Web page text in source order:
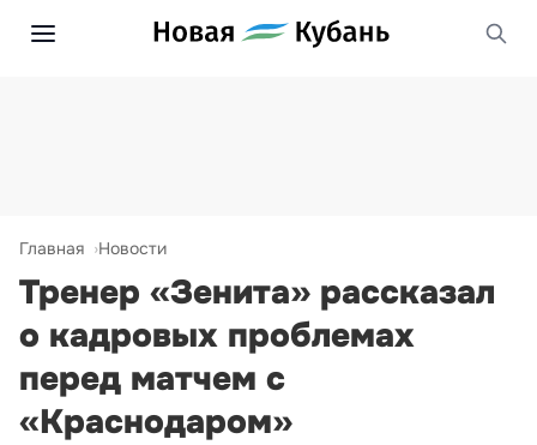
Главная Новости
Тренер «Зенита» рассказал
о кадровых проблемах
перед матчем с
«Краснодаром»